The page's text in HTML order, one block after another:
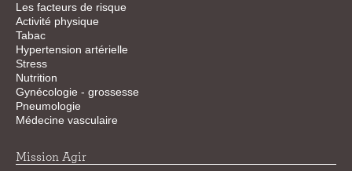
Les facteurs de risque
Activité physique
Tabac
Hypertension artérielle
Stress
Nutrition
Gynécologie - grossesse
Pneumologie
Médecine vasculaire
Mission Agir